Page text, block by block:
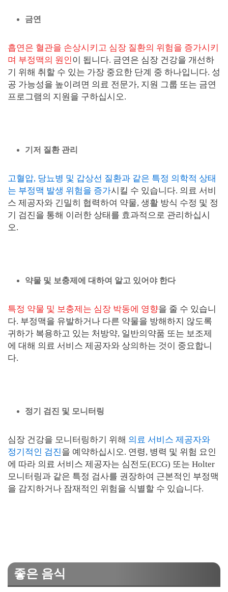
금연
흡연은 혈관을 손상시키고 심장 질환의 위험을 증가시키
며 부정맥의 원인이 됩니다. 금연은 심장 건강을 개선하
기 위해 취할 수 있는 가장 중요한 단계 중 하나입니다. 성
공 가능성을 높이려면 의료 전문가, 지원 그룹 또는 금연
프로그램의 지원을 구하십시오.
기저 질환 관리
고혈압, 당뇨병 및 갑상선 질환과 같은 특정 의학적 상태
는 부정맥 발생 위험을 증가시킬 수 있습니다. 의료 서비
스 제공자와 긴밀히 협력하여 약물, 생활 방식 수정 및 정
기 검진을 통해 이러한 상태를 효과적으로 관리하십시
오.
약물 및 보충제에 대하여 알고 있어야 한다
특정 약물 및 보충제는 심장 박동에 영향을 줄 수 있습니
다. 부정맥을 유발하거나 다른 약물을 방해하지 않도록
귀하가 복용하고 있는 처방약, 일반의약품 또는 보조제
에 대해 의료 서비스 제공자와 상의하는 것이 중요합니
다.
정기 검진 및 모니터링
심장 건강을 모니터링하기 위해 의료 서비스 제공자와
정기적인 검진을 예약하십시오. 연령, 병력 및 위험 요인
에 따라 의료 서비스 제공자는 심전도(ECG) 또는 Holter
모니터링과 같은 특정 검사를 권장하여 근본적인 부정맥
을 감지하거나 잠재적인 위험을 식별할 수 있습니다.
좋은 음식